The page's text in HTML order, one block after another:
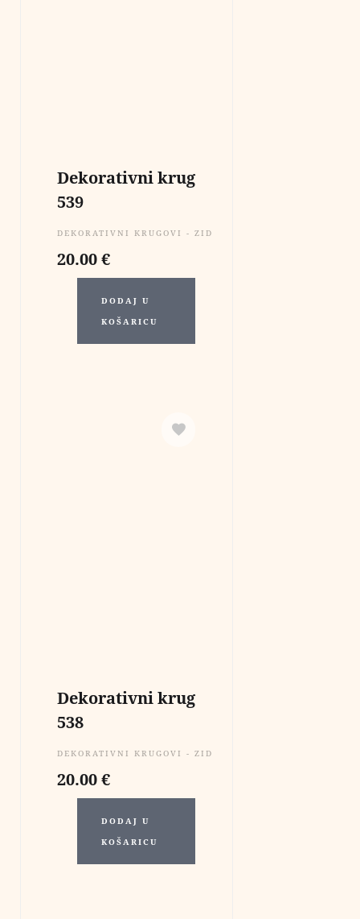
Dekorativni krug
539
DEKORATIVNI KRUGOVI - ZIDNE DEKORACIJE
€
20.00
DODAJ U
KOŠARICU
Dekorativni krug
538
DEKORATIVNI KRUGOVI - ZIDNE DEKORACIJE
€
20.00
DODAJ U
KOŠARICU